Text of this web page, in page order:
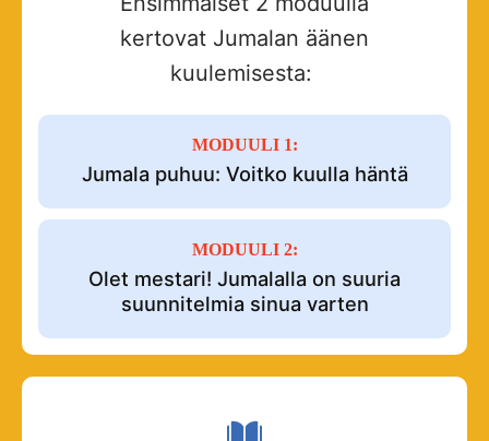
kertovat Jumalan äänen
kuulemisesta:
MODUULI 1:
Jumala puhuu: Voitko kuulla häntä
MODUULI 2:
Olet mestari! Jumalalla on suuria
suunnitelmia sinua varten